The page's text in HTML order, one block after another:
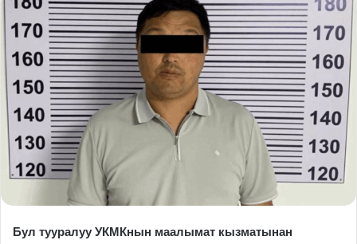
Бул тууралуу УКМКнын маалымат кызматынан